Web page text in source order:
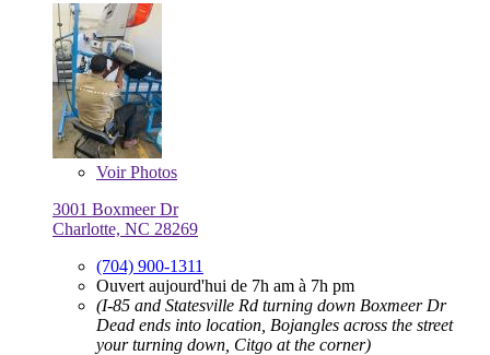
VoirPhotos
3001 Boxmeer Dr
Charlotte, NC 28269
(704) 900-1311
Ouvert aujourd'hui de 7h am à 7h pm
(I-85 and Statesville Rd turning down Boxmeer Dr
Dead ends into location, Bojangles across the street
your turning down, Citgo at the corner)